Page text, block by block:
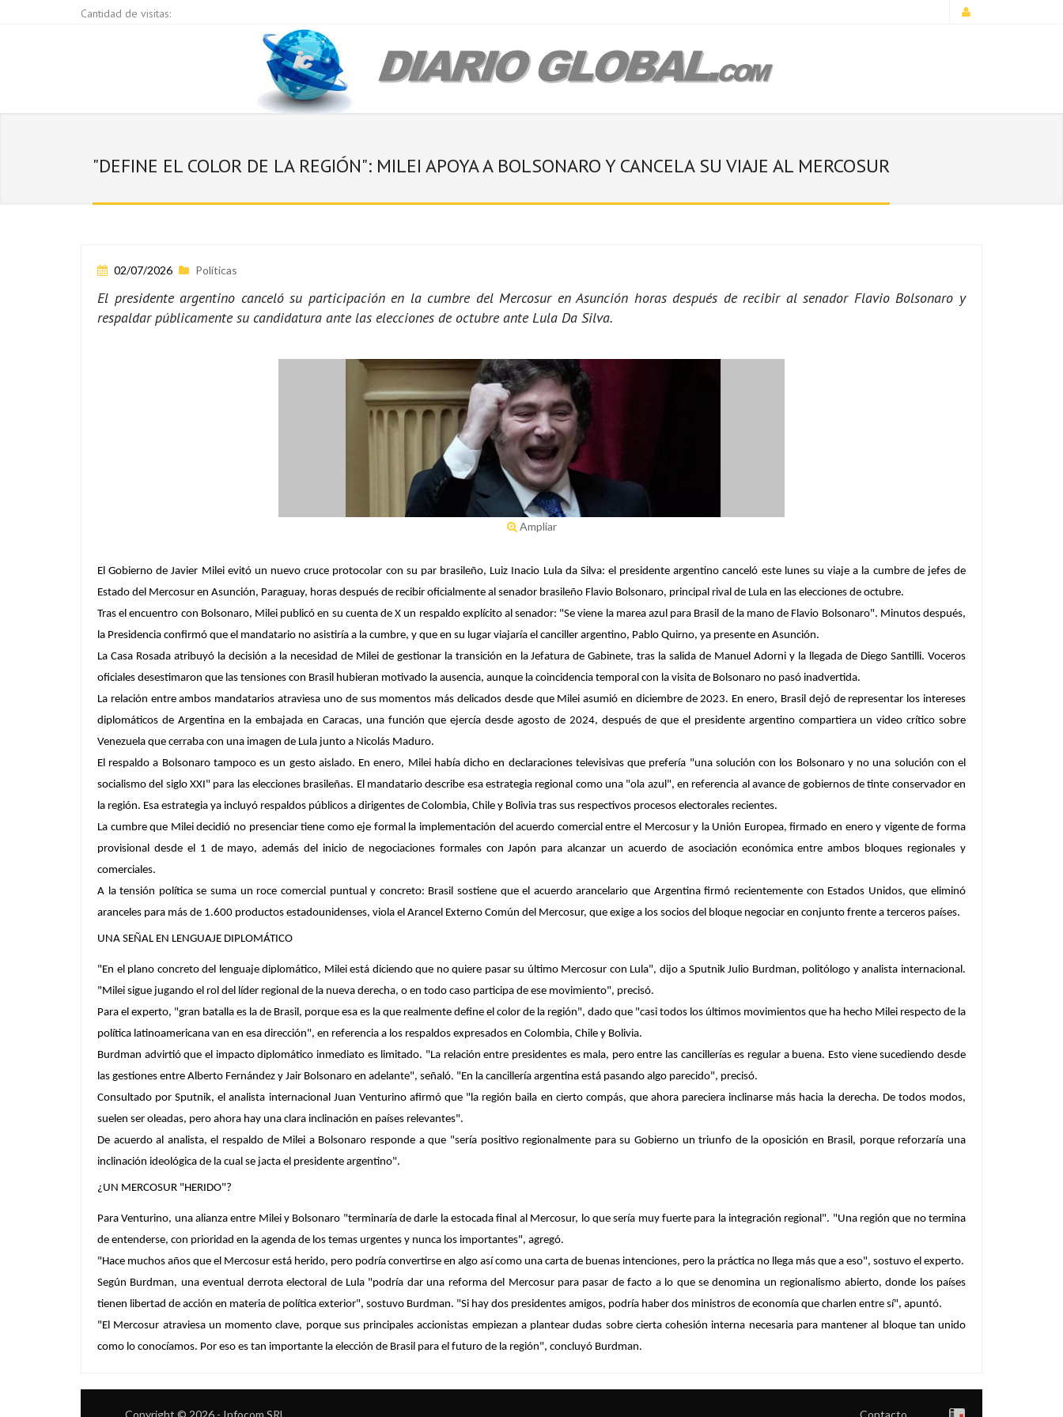
Cantidad de visitas:
"DEFINE EL COLOR DE LA REGIÓN": MILEI APOYA A BOLSONARO Y CANCELA SU VIAJE AL MERCOSUR
02/07/2026 Políticas
El presidente argentino canceló su participación en la cumbre del Mercosur en Asunción horas después de recibir al senador Flavio Bolsonaro y
respaldar públicamente su candidatura ante las elecciones de octubre ante Lula Da Silva.
Ampliar
El Gobierno de Javier Milei evitó un nuevo cruce protocolar con su par brasileño, Luiz Inacio Lula da Silva: el presidente argentino canceló este lunes su viaje a la cumbre de jefes de
Estado del Mercosur en Asunción, Paraguay, horas después de recibir oficialmente al senador brasileño Flavio Bolsonaro, principal rival de Lula en las elecciones de octubre.
Tras el encuentro con Bolsonaro, Milei publicó en su cuenta de X un respaldo explícito al senador: "Se viene la marea azul para Brasil de la mano de Flavio Bolsonaro". Minutos después,
la Presidencia confirmó que el mandatario no asistiría a la cumbre, y que en su lugar viajaría el canciller argentino, Pablo Quirno, ya presente en Asunción.
La Casa Rosada atribuyó la decisión a la necesidad de Milei de gestionar la transición en la Jefatura de Gabinete, tras la salida de Manuel Adorni y la llegada de Diego Santilli. Voceros
oficiales desestimaron que las tensiones con Brasil hubieran motivado la ausencia, aunque la coincidencia temporal con la visita de Bolsonaro no pasó inadvertida.
La relación entre ambos mandatarios atraviesa uno de sus momentos más delicados desde que Milei asumió en diciembre de 2023. En enero, Brasil dejó de representar los intereses
diplomáticos de Argentinaen la embajada en Caracas, una función que ejercía desde agosto de 2024, después de que el presidente argentino compartiera un video crítico sobre
Venezuela que cerraba con una imagen de Lula junto a Nicolás Maduro.
El respaldo a Bolsonaro tampoco es un gesto aislado. En enero, Milei había dicho en declaraciones televisivas que prefería "una solución con los Bolsonaro y no una solución con el
socialismo del siglo XXI" para las elecciones brasileñas. El mandatario describe esa estrategia regional como una "ola azul", en referencia al avance de gobiernos de tinte conservador en
la región. Esa estrategia ya incluyó respaldos públicos a dirigentes de Colombia, Chile y Bolivia tras sus respectivos procesos electorales recientes.
La cumbre que Milei decidió no presenciar tiene como eje formal la implementación del acuerdo comercial entre el Mercosur y la Unión Europea, firmado en enero y vigente de forma
provisional desde el 1 de mayo, además del inicio de negociaciones formales con Japón para alcanzar un acuerdo de asociación económica entre ambos bloques regionales y
comerciales.
A la tensión política se suma un roce comercial puntual y concreto: Brasil sostiene que el acuerdo arancelario que Argentina firmó recientemente con Estados Unidos, que eliminó
aranceles para más de 1.600 productos estadounidenses, viola el Arancel Externo Común del Mercosur, que exige a los socios del bloque negociar en conjunto frente a terceros países.
UNA SEÑAL EN LENGUAJE DIPLOMÁTICO
"En el plano concreto del lenguaje diplomático, Milei está diciendo que no quiere pasar su último Mercosur con Lula", dijo a Sputnik Julio Burdman, politólogo y analista internacional.
"Milei sigue jugando el rol del líder regional de la nueva derecha, o en todo caso participa de ese movimiento", precisó.
Para el experto, "gran batalla es la de Brasil, porque esa es la que realmente define el color de la región", dado que "casi todos los últimos movimientos que ha hecho Milei respecto de la
política latinoamericana van en esa dirección", en referencia a los respaldos expresados en Colombia, Chile y Bolivia.
Burdman advirtió que el impacto diplomático inmediato es limitado. "La relación entre presidentes es mala, pero entre las cancillerías es regular a buena. Esto viene sucediendo desde
las gestiones entre Alberto Fernández y Jair Bolsonaro en adelante", señaló. "En la cancillería argentina está pasando algo parecido", precisó.
Consultado por Sputnik, el analista internacional Juan Venturino afirmó que "la región baila en cierto compás, queahora pareciera inclinarse más hacia la derecha. De todos modos,
suelen ser oleadas, pero ahora hay una clara inclinación en países relevantes".
De acuerdo al analista, el respaldo de Milei a Bolsonaro responde a que "sería positivo regionalmente para su Gobierno un triunfo de la oposición en Brasil, porque reforzaría una
inclinación ideológica de la cual se jacta el presidente argentino".
¿UN MERCOSUR "HERIDO"?
Para Venturino, una alianza entre Milei y Bolsonaro "terminaría de darle la estocada final al Mercosur, lo que sería muy fuerte para la integración regional". "Una región que no termina
de entenderse, con prioridad en la agenda de los temas urgentes y nunca los importantes", agregó.
"Hace muchos años que el Mercosur está herido, pero podría convertirse en algo así como una carta de buenas intenciones, pero la práctica no llega más que a eso", sostuvo el experto.
Según Burdman, una eventual derrota electoral de Lula "podría dar una reforma del Mercosur para pasar de facto a lo que se denomina un regionalismo abierto, donde los países
tienen libertad de acción en materia de política exterior", sostuvo Burdman. "Si hay dos presidentes amigos, podría haber dos ministros de economía que charlen entre sí", apuntó.
"El Mercosur atraviesa un momento clave, porque sus principales accionistas empiezan a plantear dudas sobre cierta cohesión interna necesaria para mantener al bloque tan unido
como lo conocíamos. Por eso es tan importante la elección de Brasil para el futuro de la región", concluyó Burdman.
Copyright © 2026 - Infocom SRL Contacto